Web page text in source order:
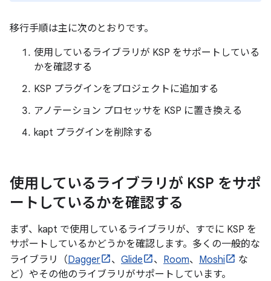
移行手順は主に次のとおりです。
使用しているライブラリが KSP をサポートしている
かを確認する
KSP プラグインをプロジェクトに追加する
アノテーション プロセッサを KSP に置き換える
kapt プラグインを削除する
使用しているライブラリが KSP をサポ
ートしているかを確認する
まず、kapt で使用しているライブラリが、すでに KSP を
サポートしているかどうかを確認します。多くの一般的な
ライブラリ（Dagger 、 Glide 、 Room、 Moshi
な
ど）やその他のライブラリがサポートしています。